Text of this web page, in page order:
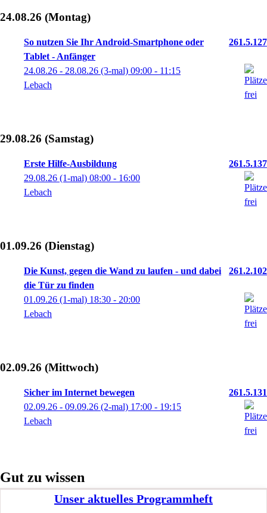
24.08.26 (Montag)
So nutzen Sie Ihr Android-Smartphone oder
Tablet - Anfänger
261.5.127
24.08.26 - 28.08.26 (3-mal) 09:00 - 11:15
Lebach
29.08.26 (Samstag)
Erste Hilfe-Ausbildung
261.5.137
29.08.26 (1-mal) 08:00 - 16:00
Lebach
01.09.26 (Dienstag)
Die Kunst, gegen die Wand zu laufen - und dabei
die Tür zu finden
261.2.102
01.09.26 (1-mal) 18:30 - 20:00
Lebach
02.09.26 (Mittwoch)
Sicher im Internet bewegen
261.5.131
02.09.26 - 09.09.26 (2-mal) 17:00 - 19:15
Lebach
Gut zu wissen
Unser aktuelles Programmheft